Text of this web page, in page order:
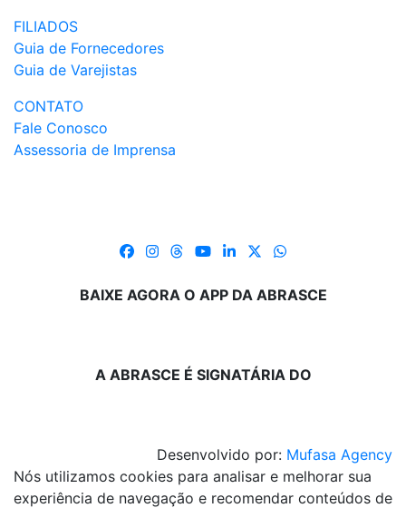
FILIADOS
Guia de Fornecedores
Guia de Varejistas
CONTATO
Fale Conosco
Assessoria de Imprensa
BAIXE AGORA O APP DA ABRASCE
A ABRASCE É SIGNATÁRIA DO
Desenvolvido por: Mufasa Agency
Nós utilizamos cookies para analisar e melhorar sua
experiência de navegação e recomendar conteúdos de